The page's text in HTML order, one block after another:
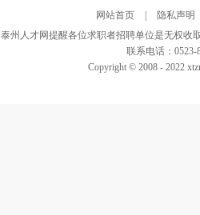
网站首页
隐私声明
泰州人才网提醒各位求职者招聘单位是无权收
联系电话：0523-
Copyright © 2008 - 2022